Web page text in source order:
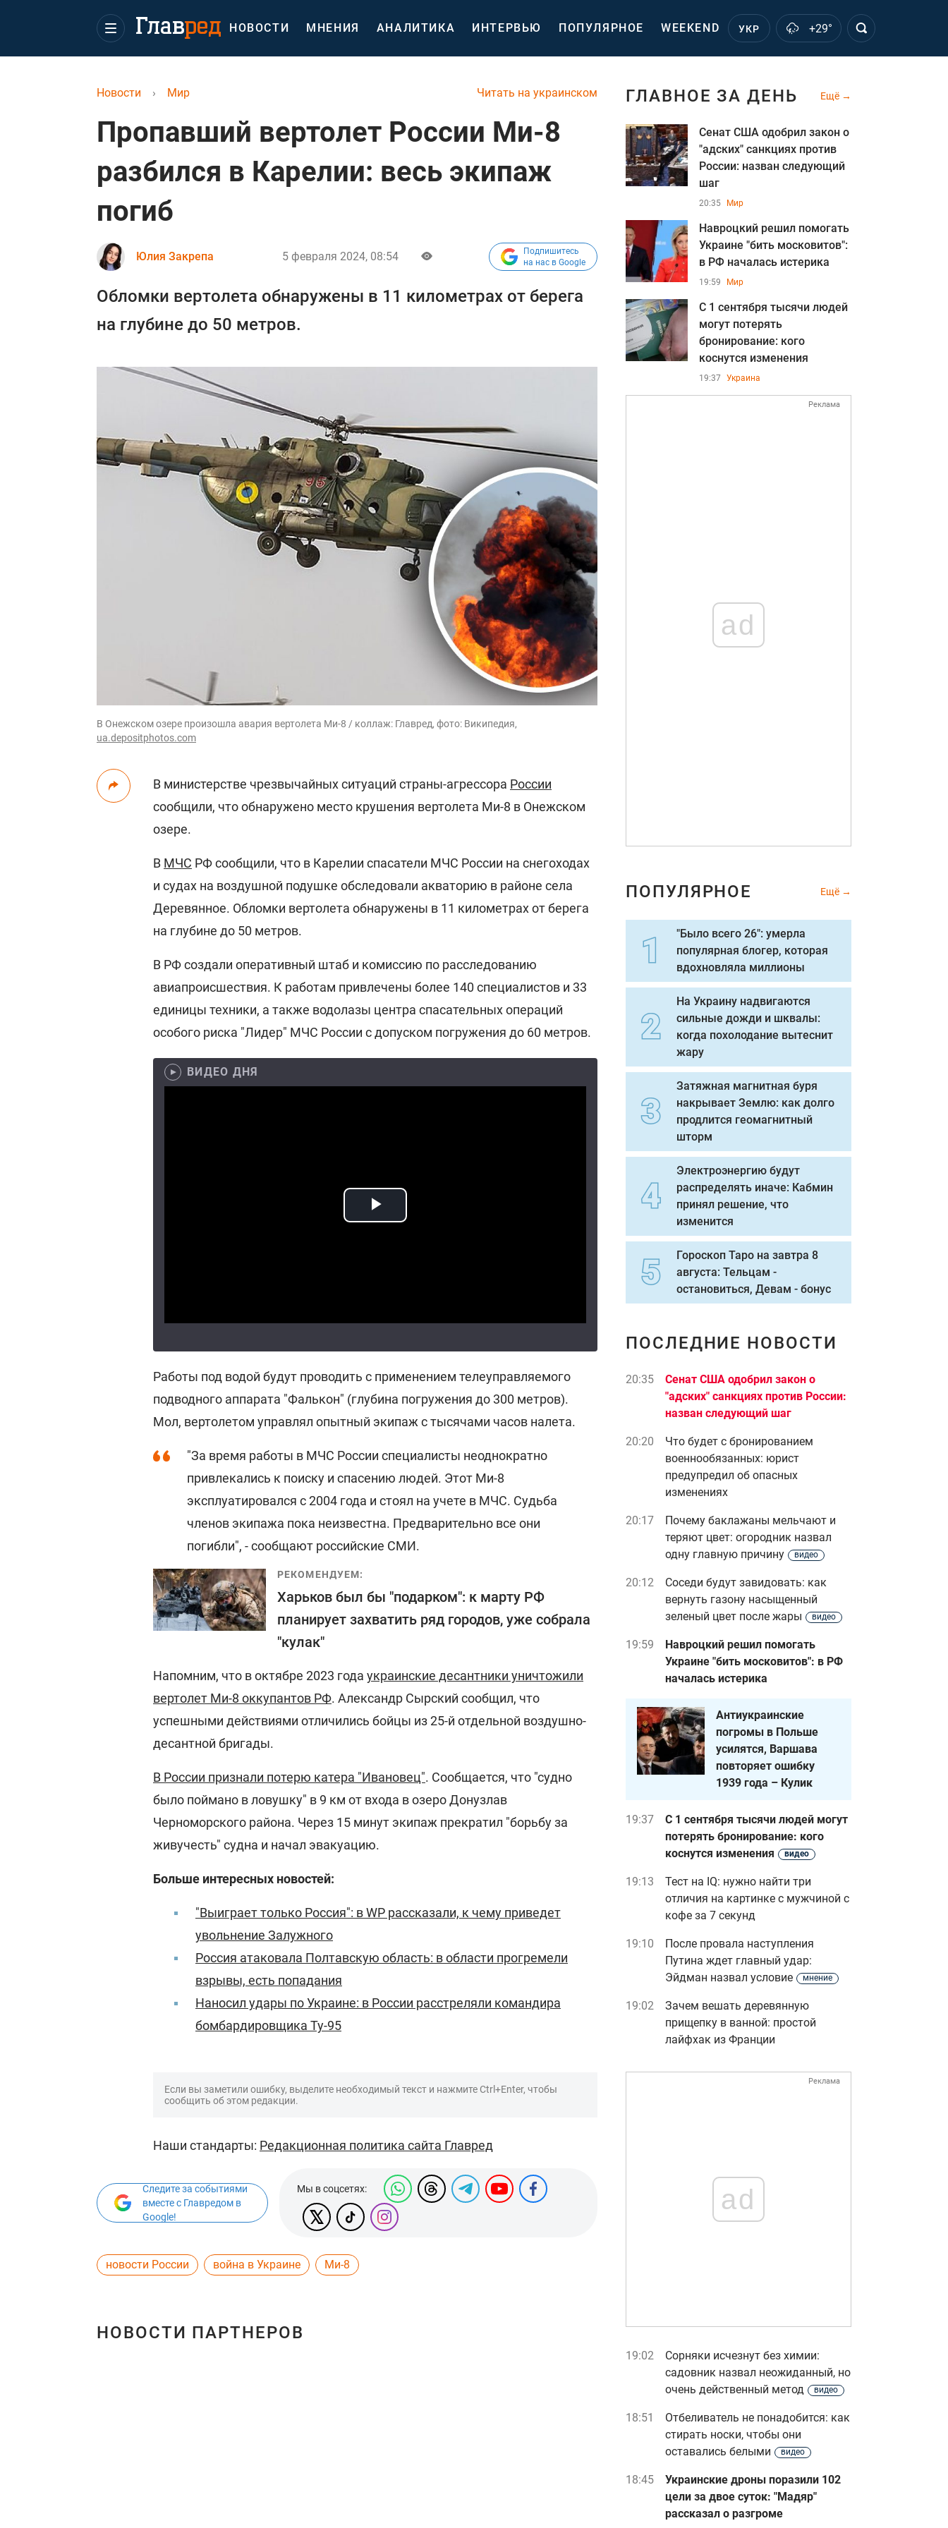
НОВОСТИ МНЕНИЯ АНАЛИТИКА ИНТЕРВЬЮ ПОПУЛЯРНОЕ WEEKEND УКР +29°
Читать на украинском
Новости › Мир
Пропавший вертолет России Ми-8
разбился в Карелии: весь экипаж
погиб
Юлия Закрепа 5 февраля 2024, 08:54
Подпишитесь
на нас в Google
Обломки вертолета обнаружены в 11 километрах от берега
на глубине до 50 метров.
В Онежском озере произошла авария вертолета Ми-8 / коллаж: Главред, фото: Википедия,
ua.depositphotos.com
В министерстве чрезвычайных ситуаций страны-агрессора России
сообщили, что обнаружено место крушения вертолета Ми-8 в Онежском
озере.
В МЧС РФ сообщили, что в Карелии спасатели МЧС России на снегоходах
и судах на воздушной подушке обследовали акваторию в районе села
Деревянное. Обломки вертолета обнаружены в 11 километрах от берега
на глубине до 50 метров.
В РФ создали оперативный штаб и комиссию по расследованию
авиапроисшествия. К работам привлечены более 140 специалистов и 33
единицы техники, а также водолазы центра спасательных операций
особого риска "Лидер" МЧС России с допуском погружения до 60 метров.
ВИДЕО ДНЯ
Работы под водой будут проводить с применением телеуправляемого
подводного аппарата "Фалькон" (глубина погружения до 300 метров).
Мол, вертолетом управлял опытный экипаж с тысячами часов налета.
"За время работы в МЧС России специалисты неоднократно
привлекались к поиску и спасению людей. Этот Ми-8
эксплуатировался с 2004 года и стоял на учете в МЧС. Судьба
членов экипажа пока неизвестна. Предварительно все они
погибли", - сообщают российские СМИ.
РЕКОМЕНДУЕМ:
Харьков был бы "подарком": к марту РФ
планирует захватить ряд городов, уже собрала
"кулак"
Напомним, что в октябре 2023 года украинские десантники уничтожили
вертолет Ми-8 оккупантов РФ. Александр Сырский сообщил, что
успешными действиями отличились бойцы из 25-й отдельной воздушно-
десантной бригады.
В России признали потерю катера "Ивановец". Сообщается, что "судно
было поймано в ловушку" в 9 км от входа в озеро Донузлав
Черноморского района. Через 15 минут экипаж прекратил "борьбу за
живучесть" судна и начал эвакуацию.
Больше интересных новостей:
"Выиграет только Россия": в WP рассказали, к чему приведет
увольнение Залужного
Россия атаковала Полтавскую область: в области прогремели
взрывы, есть попадания
Наносил удары по Украине: в России расстреляли командира
бомбардировщика Ту-95
Если вы заметили ошибку, выделите необходимый текст и нажмите Ctrl+Enter, чтобы
сообщить об этом редакции.
Наши стандарты: Редакционная политика сайта Главред
Следите за событиями
вместе с Главредом в
Google!
Мы в соцсетях:
новости России война в Украине Ми-8
НОВОСТИ ПАРТНЕРОВ
ГЛАВНОЕ ЗА ДЕНЬ Ещё
Сенат США одобрил закон о
"адских" санкциях против
России: назван следующий
шаг
20:35 Мир
Навроцкий решил помогать
Украине "бить московитов":
в РФ началась истерика
19:59 Мир
С 1 сентября тысячи людей
могут потерять
бронирование: кого
коснутся изменения
19:37 Украина
Реклама
ad
ПОПУЛЯРНОЕ Ещё
"Было всего 26": умерла
популярная блогер, которая
вдохновляла миллионы
На Украину надвигаются
сильные дожди и шквалы:
когда похолодание вытеснит
жару
Затяжная магнитная буря
накрывает Землю: как долго
продлится геомагнитный
шторм
Электроэнергию будут
распределять иначе: Кабмин
принял решение, что
изменится
Гороскоп Таро на завтра 8
августа: Тельцам -
остановиться, Девам - бонус
ПОСЛЕДНИЕ НОВОСТИ
20:35
Сенат США одобрил закон о
"адских" санкциях против России:
назван следующий шаг
20:20
Что будет с бронированием
военнообязанных: юрист
предупредил об опасных
изменениях
20:17
Почему баклажаны мельчают и
теряют цвет: огородник назвал
одну главную причину
видео
20:12
Соседи будут завидовать: как
вернуть газону насыщенный
зеленый цвет после жары
видео
19:59
Навроцкий решил помогать
Украине "бить московитов": в РФ
началась истерика
Антиукраинские
погромы в Польше
усилятся, Варшава
повторяет ошибку
1939 года – Кулик
19:37
С 1 сентября тысячи людей могут
потерять бронирование: кого
коснутся изменения
видео
19:13
Тест на IQ: нужно найти три
отличия на картинке с мужчиной с
кофе за 7 секунд
19:10
После провала наступления
Путина ждет главный удар:
Эйдман назвал условие
мнение
19:02
Зачем вешать деревянную
прищепку в ванной: простой
лайфхак из Франции
Реклама
ad
19:02
Сорняки исчезнут без химии:
садовник назвал неожиданный, но
очень действенный метод
видео
18:51
Отбеливатель не понадобится: как
стирать носки, чтобы они
оставались белыми
видео
18:45
Украинские дроны поразили 102
цели за двое суток: "Мадяр"
рассказал о разгроме